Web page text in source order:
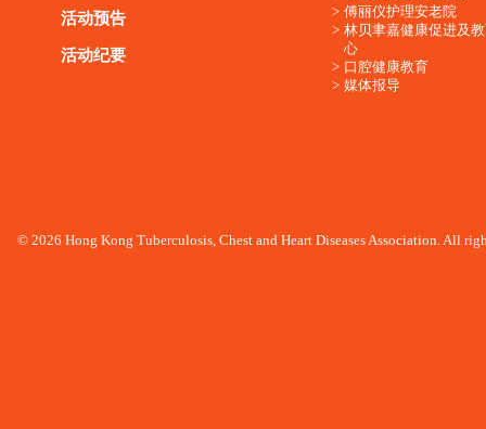
活动预告
活动纪要
傅丽仪护理安老院
林贝聿嘉健康促进及
心
口腔健康教育
媒体报导
© 2026 Hong Kong Tuberculosis, Chest and Heart Diseases Association. All